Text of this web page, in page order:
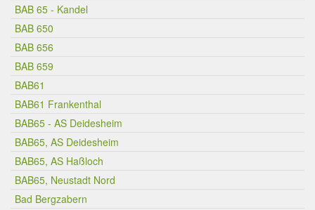
BAB 65 - Kandel
BAB 650
BAB 656
BAB 659
BAB61
BAB61 Frankenthal
BAB65 - AS Deidesheim
BAB65, AS Deidesheim
BAB65, AS Haßloch
BAB65, Neustadt Nord
Bad Bergzabern